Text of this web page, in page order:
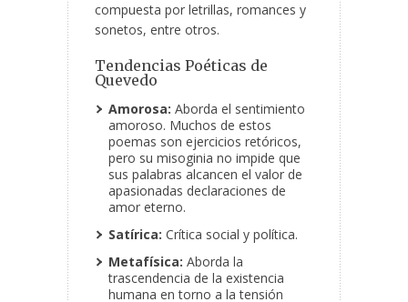
compuesta por letrillas, romances y
sonetos, entre otros.
Tendencias Poéticas de
Quevedo
Amorosa: Aborda el sentimiento
amoroso. Muchos de estos
poemas son ejercicios retóricos,
pero su misoginia no impide que
sus palabras alcancen el valor de
apasionadas declaraciones de
amor eterno.
Satírica: Crítica social y política.
Metafísica: Aborda la
trascendencia de la existencia
humana en torno a la tensión